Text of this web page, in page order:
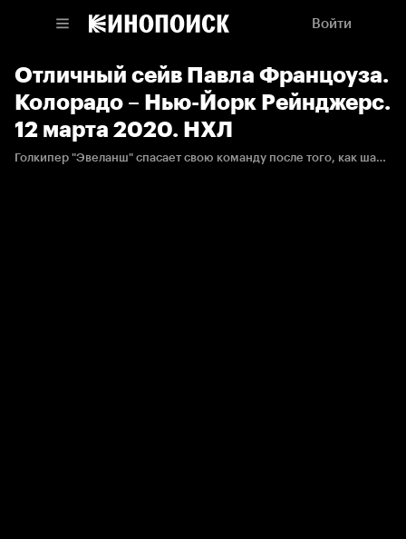
Войти
Отличный сейв Павла Францоуза.
Колорадо – Нью-Йорк Рейнджерс.
12 марта 2020. НХЛ
Голкипер "Эвеланш" спасает свою команду после того, как шайба застревает под его щитком в результате броска Каапо Какко